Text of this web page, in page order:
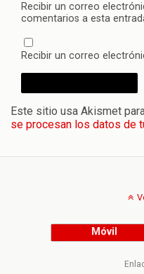
Recibir un correo
comentarios a esta
Recibir un correo
Este sitio usa Akismet
se procesan los datos de
Móvil